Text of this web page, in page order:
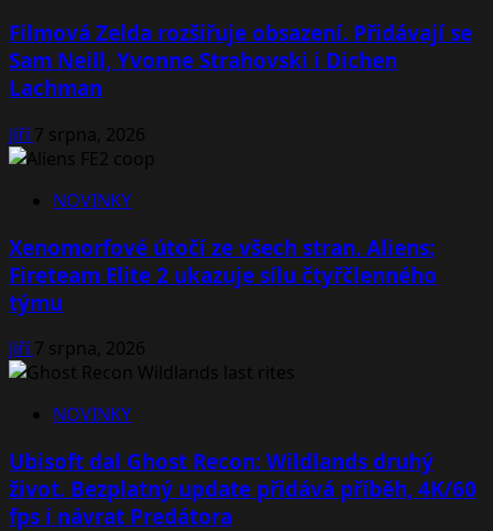
Filmová Zelda rozšiřuje obsazení. Přidávají se
Sam Neill, Yvonne Strahovski i Dichen
Lachman
Jiří7 srpna, 2026
NOVINKY
Xenomorfové útočí ze všech stran. Aliens:
Fireteam Elite 2 ukazuje sílu čtyřčlenného
týmu
Jiří7 srpna, 2026
NOVINKY
Ubisoft dal Ghost Recon: Wildlands druhý
život. Bezplatný update přidává příběh, 4K/60
fps i návrat Predátora